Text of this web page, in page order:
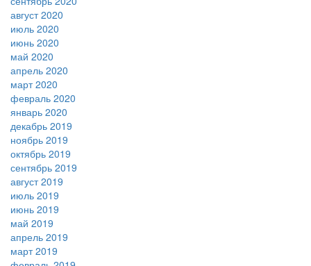
август 2020
июль 2020
июнь 2020
май 2020
апрель 2020
март 2020
февраль 2020
январь 2020
декабрь 2019
ноябрь 2019
октябрь 2019
сентябрь 2019
август 2019
июль 2019
июнь 2019
май 2019
апрель 2019
март 2019